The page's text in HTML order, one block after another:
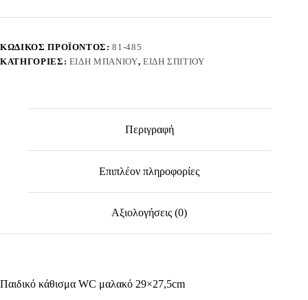
29x27,5cm
ποσότητα
ΚΩΔΙΚΌΣ ΠΡΟΪΌΝΤΟΣ:81-485
ΚΑΤΗΓΟΡΊΕΣ: ΕΊΔΗ ΜΠΆΝΙΟΥ, ΕΊΔΗ ΣΠΙΤΙΟΎ
Περιγραφή
Επιπλέον πληροφορίες
Αξιολογήσεις (0)
Παιδικό κάθισμα WC μαλακό 29×27,5cm